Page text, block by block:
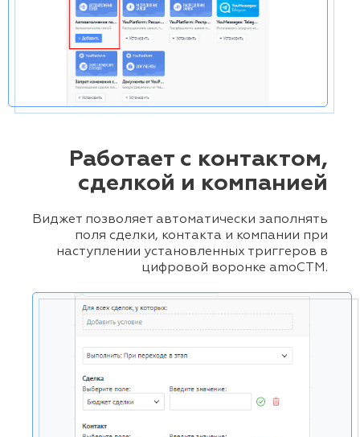
Работает с контактом,
сделкой и компанией
Виджет позволяет автоматически заполнять
поля сделки, контакта и компании при
наступлении установленных триггеров в
цифровой воронке amoCTM.